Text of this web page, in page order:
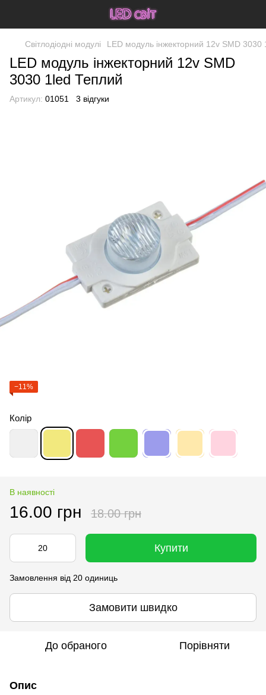
Світлодіодні модулі LED модуль інжекторний 12v SMD 3030
LED модуль інжекторний 12v SMD
3030 1led Теплий
Артикул: 01051 3 відгуки
−11%
Колір
В наявності
16.00 грн 18.00 грн
Купити
Замовлення від 20 одиниць
Замовити швидко
До обраного Порівняти
Опис